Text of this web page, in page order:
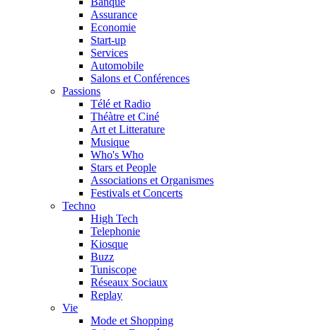
Assurance
Economie
Start-up
Services
Automobile
Salons et Conférences
Passions
Télé et Radio
Théàtre et Ciné
Art et Litterature
Musique
Who's Who
Stars et People
Associations et Organismes
Festivals et Concerts
Techno
High Tech
Telephonie
Kiosque
Buzz
Tuniscope
Réseaux Sociaux
Replay
Vie
Mode et Shopping